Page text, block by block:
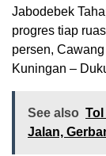
Jabodebek
progres tiap
persen,
Kuningan –
See also
Jalan,